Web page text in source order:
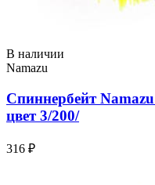
В наличии
Namazu
Спиннербейт
цвет 3/200/
316 ₽